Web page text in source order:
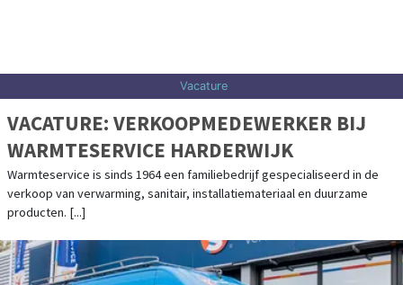
Vacature
VACATURE: VERKOOPMEDEWERKER BIJ
WARMTESERVICE HARDERWIJK
Warmteservice is sinds 1964 een familiebedrijf gespecialiseerd in de
verkoop van verwarming, sanitair, installatiemateriaal en duurzame
producten. [...]